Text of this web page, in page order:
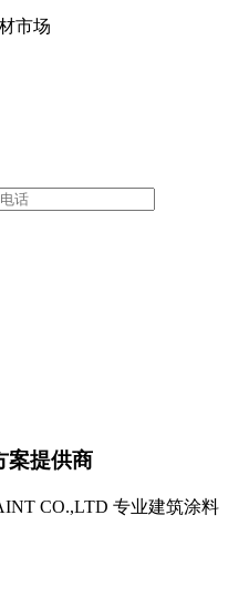
市场
案提供商
CO.,LTD 专业建筑涂料